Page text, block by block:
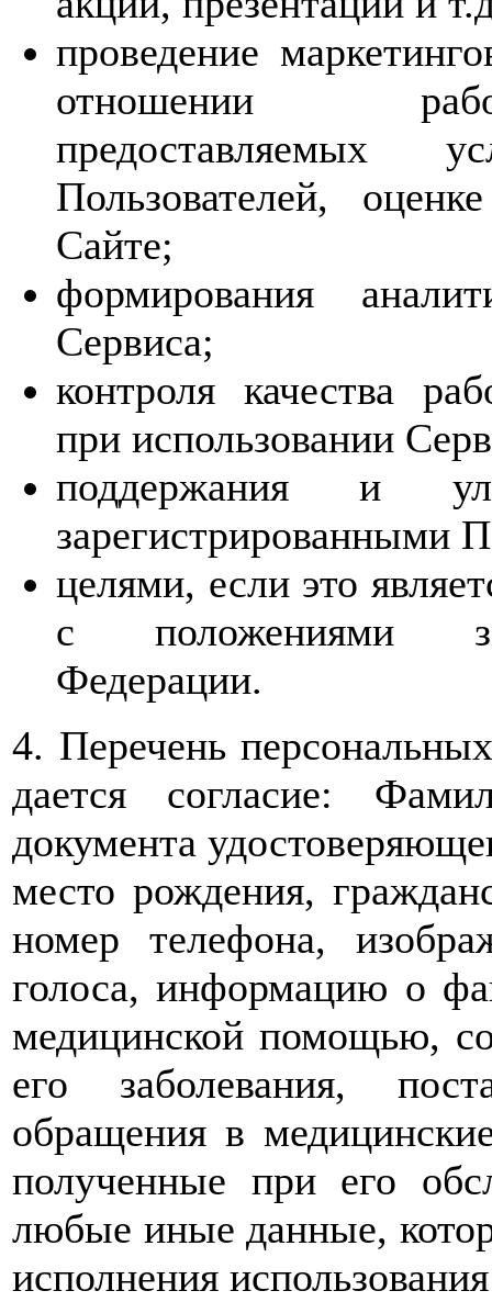
проведение
отношении
предоставляемых
Пользователей,
Сайте;
формирования
Сервиса;
контроля качества
при использовании
поддержания и
зарегистрированными
целями, если это
с положениями
Федерации.
4. Перечень
дается согласие:
документа
место рождения,
номер телефона,
голоса, информацию о
медицинской помощью,
его заболевания,
обращения в
полученные при его
любые иные данные,
исполнения